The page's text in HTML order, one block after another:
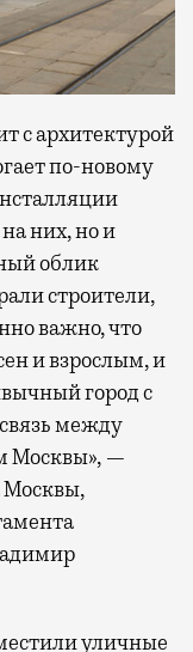
с архитектурой
по-новому
них, но и
облик
строители,
важно, что
и взрослым, и
город с
между
Москвы», —
Москвы,
уличные